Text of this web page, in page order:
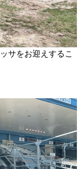
サをお迎えするこ